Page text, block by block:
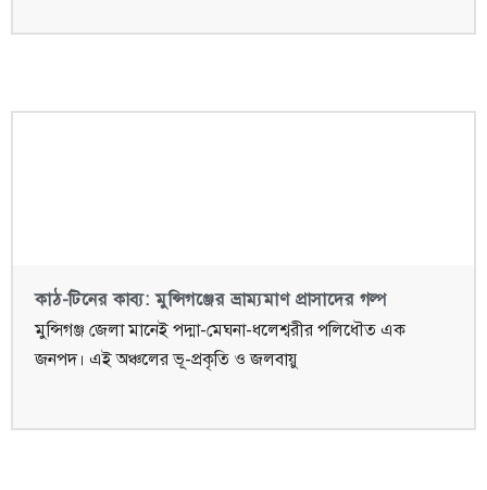
কাঠ-টিনের কাব্য: মুন্সিগঞ্জের ভ্রাম্যমাণ প্রাসাদের গল্প
মুন্সিগঞ্জ জেলা মানেই পদ্মা-মেঘনা-ধলেশ্বরীর পলিধৌত এক
জনপদ। এই অঞ্চলের ভূ-প্রকৃতি ও জলবায়ু